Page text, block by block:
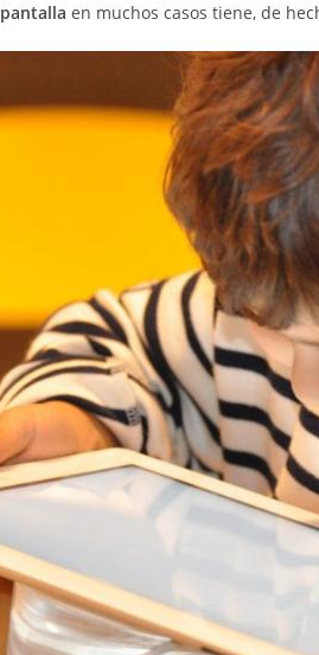
pantalla en muchos casos tiene, de